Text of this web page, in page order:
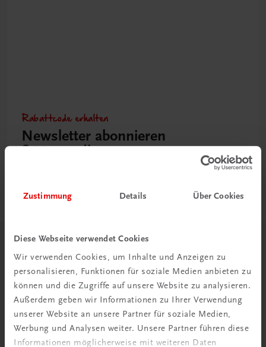
Zustimmung Details Über Cookies
Diese Webseite verwendet Cookies
Wir verwenden Cookies, um Inhalte und Anzeigen zu
personalisieren, Funktionen für soziale Medien anbieten zu
können und die Zugriffe auf unsere Website zu analysieren.
Außerdem geben wir Informationen zu Ihrer Verwendung
unserer Website an unsere Partner für soziale Medien,
Werbung und Analysen weiter. Unsere Partner führen diese
Informationen möglicherweise mit weiteren Daten
Rabattcode erhalten
Newsletter abonnieren
& Versandkosten sparen
Herzlich willkommen bei TRAUNER!
Wir über uns